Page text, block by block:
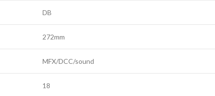
DB
272mm
MFX/DCC/sound
18